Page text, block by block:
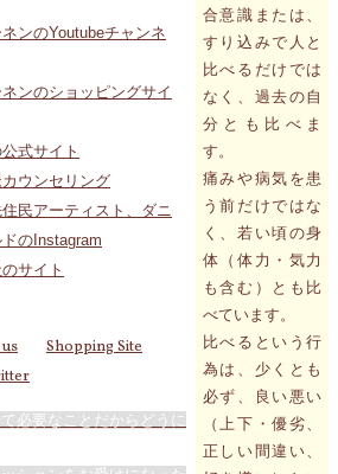
合意識または、
すり込みで人と
比べるだけでは
なく、過去の自
分とも比べま
す。
痛みや病気を患
う前だけではな
く、若い頃の身
体（体力・気力
も含む）とも比
べています。
比べるという行
為は、少くとも
必ず、良い悪い
（上下・優劣、
正しい間違い、
ンのYoutubeチャンネ
ンのショッピングサイ
式サイト
ウンセリング
民アーティスト、ダニ
のInstagram
サイト
Shopping Site
必要なことだからどうに